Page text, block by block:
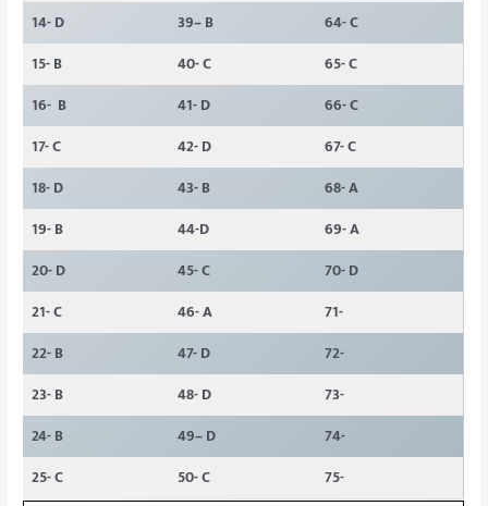
14- D
39– B
64- C
15- B
40- C
65- C
16- B
41- D
66- C
17- C
42- D
67- C
18- D
43- B
68- A
19- B
44-D
69- A
20- D
45- C
70- D
21- C
46- A
71-
22- B
47- D
72-
23- B
48- D
73-
24- B
49– D
74-
25- C
50- C 75-